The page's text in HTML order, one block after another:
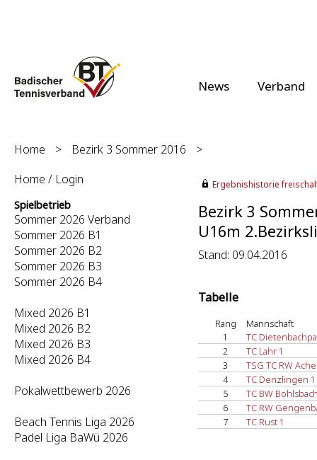
News Verband
Home > Bezirk 3 Sommer 2016
>
Home / Login
Spielbetrieb
Sommer 2026 Verband
Sommer 2026 B1
Sommer 2026 B2
Sommer 2026 B3
Sommer 2026 B4
Mixed 2026 B1
Mixed 2026 B2
Mixed 2026 B3
Mixed 2026 B4
Pokalwettbewerb 2026
Beach Tennis Liga 2026
Padel Liga BaWü 2026
Ergebnishistorie
Bezirk 3
U16m
Stand: 09.04.2016
Tabelle
Rang
Mannschaft
1
TC
2
TC Lahr 1
3
TSG TC RW
4
TC Denzlingen 1
5
TC BW
6
TC RW
7
TC Rust 1